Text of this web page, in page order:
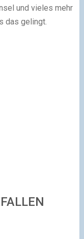
und vieles mehr
das gelingt.